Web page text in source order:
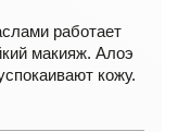
работает
макияж. Алоэ
кожу.